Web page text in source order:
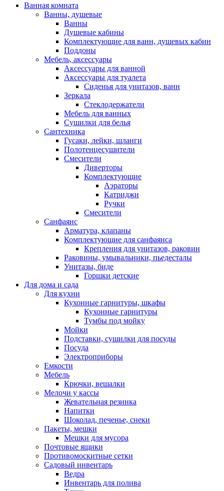
Ванная комната
Ванны, душевые
Ванны
Душевые кабины
Комплектующие для ванн, душевых кабин
Поддоны
Мебель, аксессуары
Аксессуары для ванной
Аксессуары для туалета
Сиденья для унитазов, ванн
Зеркала
Стеклодержатели
Мебель для ванных
Сушилки для белья
Сантехника
Гусаки, лейки, шланги
Полотенцесушители
Смесители
Диверторы
Комплектующие
Аэраторы
Катриджи
Ручки
Смесители
Санфаянс
Арматура, клапаны
Комплектующие для санфаянса
Крепления для унитазов, раковин
Раковины, умывальники, пьедесталы
Унитазы, биде
Горшки детские
Для дома и сада
Для кухни
Кухонные гарнитуры, шкафы
Кухонные гарнитуры
Тумбы под мойку
Мойки
Подставки, сушилки для посуды
Посуда
Электроприборы
Емкости
Мебель
Крючки, вешалки
Мелочи у кассы
Жевательная резинка
Напитки
Шоколад, печенье, снеки
Пакеты, мешки
Мешки для мусора
Почтовые ящики
Противомоскитные сетки
Садовый инвентарь
Ведра
Инвентарь для полива